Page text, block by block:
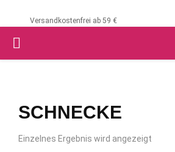
Versandkostenfrei ab 59 €
PRIMARY
SCHNECKE
Einzelnes Ergebnis wird angezeigt